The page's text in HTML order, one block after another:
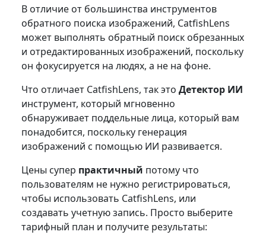
В отличие от большинства инструментов
обратного поиска изображений, CatfishLens
может выполнять обратный поиск обрезанных
и отредактированных изображений, поскольку
он фокусируется на людях, а не на фоне.
Что отличает CatfishLens, так это Детектор ИИ
инструмент, который мгновенно
обнаруживает поддельные лица, который вам
понадобится, поскольку генерация
изображений с помощью ИИ развивается.
Цены супер практичный потому что
пользователям не нужно регистрироваться,
чтобы использовать CatfishLens, или
создавать учетную запись. Просто выберите
тарифный план и получите результаты: